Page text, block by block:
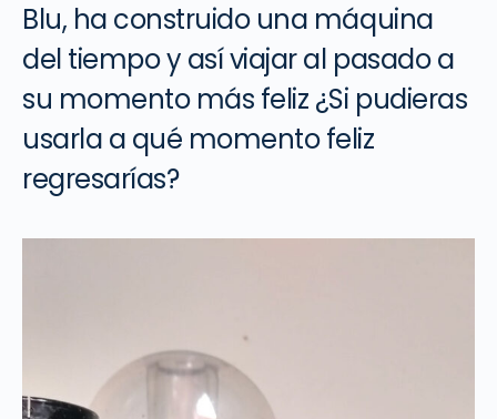
Blu, ha construido una máquina
del tiempo y así viajar al pasado a
su momento más feliz ¿Si pudieras
usarla a qué momento feliz
regresarías?